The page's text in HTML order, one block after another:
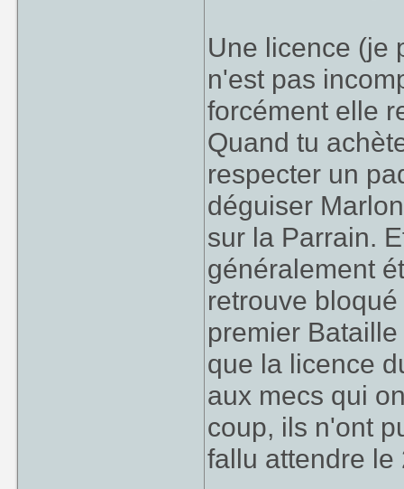
Une licence (je
n'est pas
forcément elle
Quand tu
respecter un
déguiser
sur la Parrain.
généralement
retrouve
premier
que la licence
aux mecs qui
coup, ils n'ont
fallu attendre